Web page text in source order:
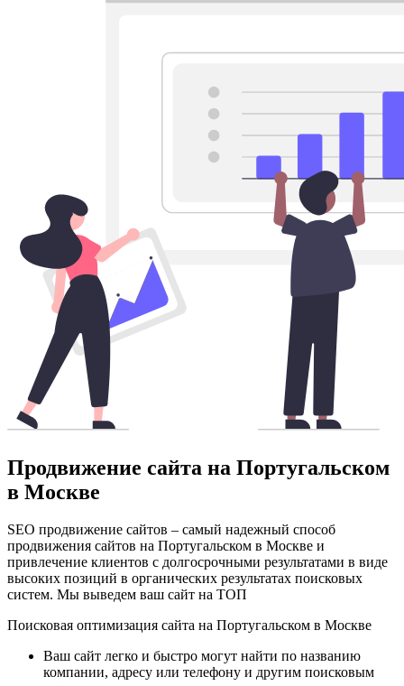
Продвижение сайта на Португальском
в Москве
SEO продвижение сайтов – самый надежный способ
продвижения сайтов на Португальском в Москве и
привлечение клиентов с долгосрочными результатами в виде
высоких позиций в органических результатах поисковых
систем. Мы выведем ваш сайт на ТОП
Поисковая оптимизация сайта на Португальском в Москве
Ваш сайт легко и быстро могут найти по названию
компании, адресу или телефону и другим поисковым